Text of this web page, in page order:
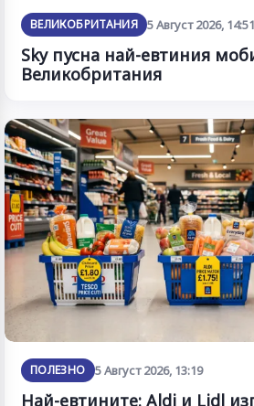
ВЕЛИКОБРИТАНИЯ 5 Август 2026, 14:51
Sky пусна най-евтиния
Великобритания
ПОЛЕЗНО 5 Август 2026, 13:19
Най-евтините: Aldi и Lidl